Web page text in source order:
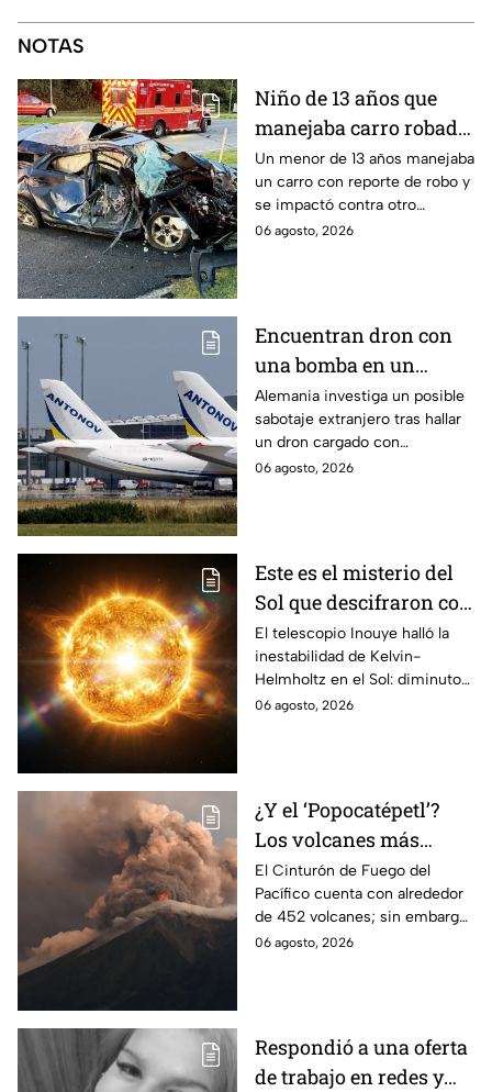
NOTAS
Niño de 13 años que
manejaba carro robado
provoca brutal
accidente; hay muertos
y heridos de gravedad
Un menor de 13 años manejaba
un carro con reporte de robo y
se impactó contra otro
vehículo.
06 agosto, 2026
Encuentran dron con
una bomba en un
aeropuerto de
Alemania: no explotó
por falla técnica
Alemania investiga un posible
sabotaje extranjero tras hallar
un dron cargado con
explosivos en el aeropuerto de
06 agosto, 2026
Este es el misterio del
Sol que descifraron con
un telescopio en
Hawái: explica las
tormentas solares que
afectan a la Tierra
El telescopio Inouye halló la
inestabilidad de Kelvin-
Helmholtz en el Sol: diminutos
remolinos que explicarían el
06 agosto, 2026
¿Y el ‘Popocatépetl’?
Los volcanes más
activos del Cinturón de
Fuego
El Cinturón de Fuego del
Pacífico cuenta con alrededor
de 452 volcanes; sin embargo,
solo algunos de ellos presentan
06 agosto, 2026
Respondió a una oferta
de trabajo en redes y